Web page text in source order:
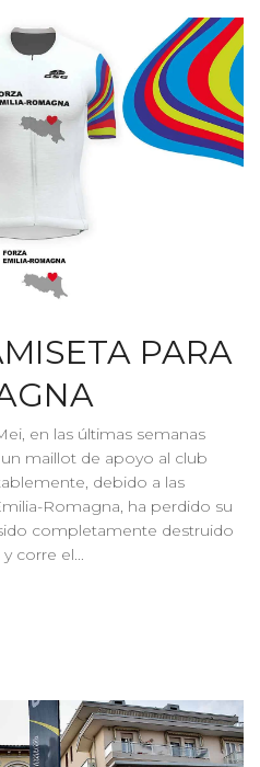
PARA
en las últimas semanas
maillot de apoyo al club
debido a las
Romagna, ha perdido su
completamente destruido
corre el...